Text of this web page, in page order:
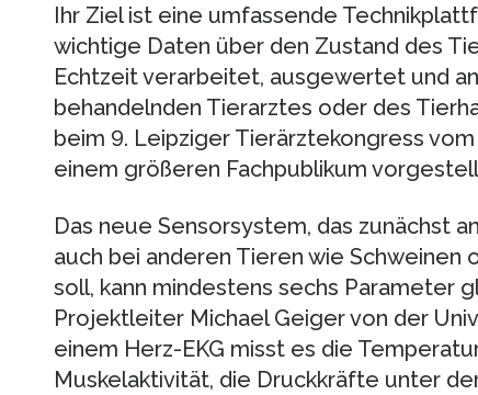
Ihr Ziel ist eine umfassende
wichtige Daten über den Zustand des
Echtzeit verarbeitet, ausgewertet und
behandelnden Tierarztes oder des
beim 9. Leipziger Tierärztekongress
einem größeren Fachpublikum
Das neue Sensorsystem, das zunächst
auch bei anderen Tieren wie
soll, kann mindestens sechs Parameter
Projektleiter Michael Geiger von der
einem Herz-EKG misst es die
Muskelaktivität, die Druckkräfte unter